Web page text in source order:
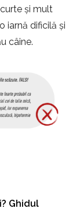
și mult
iarnă dificilă și
câine.
Ghidul